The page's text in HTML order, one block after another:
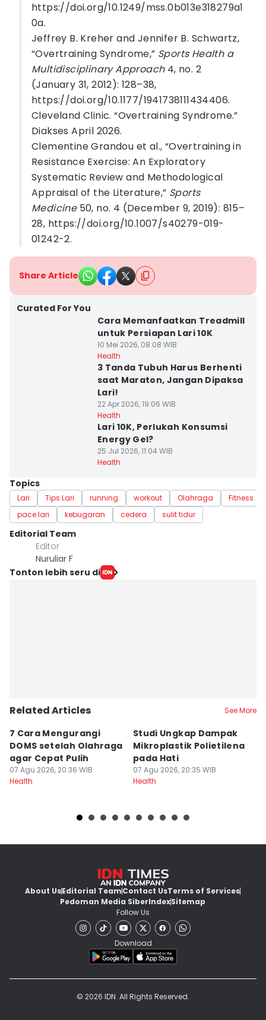
https://doi.org/10.1249/mss.0b013e318279a1
0a.
Jeffrey B. Kreher and Jennifer B. Schwartz,
“Overtraining Syndrome,” Sports Health a
Multidisciplinary Approach4, no. 2
(January 31, 2012): 128–38,
https://doi.org/10.1177/1941738111434406.
Cleveland Clinic. “Overtraining Syndrome.”
Diakses April 2026.
Clementine Grandou et al., “Overtraining in
Resistance Exercise: An Exploratory
Systematic Review and Methodological
Appraisal of the Literature,” Sports
Medicine50, no. 4 (December 9, 2019): 815–
28, https://doi.org/10.1007/s40279-019-
01242-2.
Share Article
Curated For You
Cara Memanfaatkan Treadmill
untuk Persiapan Lari 10K
10 Mei 2026, 08:08 WIB
Health
3 Tanda Tubuh Harus Berhenti
saat Maraton, Jangan Dipaksa
Lari!
22 Apr 2026, 19:06 WIB
Health
Lari 10K, Perlukah Konsumsi
Energy Gel?
25 Jul 2026, 11:04 WIB
Health
Topics
Lari Tips Lari running workout Olahraga
Fitness
pace lari
kebugaran cedera sulit tidur
Editorial Team
Editor
Nuruliar F
Tonton lebih seru di
Related Articles See More
7 Cara Mengurangi
DOMS setelah Olahraga
agar Cepat Pulih
07 Agu 2026, 20:36 WIB
Health
Studi Ungkap Dampak
Mikroplastik Polietilena
pada Hati
07 Agu 2026, 20:35 WIB
Health
About UsEditorial TeamContact UsTerms of Services
Pedoman Media SiberIndexSitemap
Follow Us
Download
© 2026 IDN. All Rights Reserved.